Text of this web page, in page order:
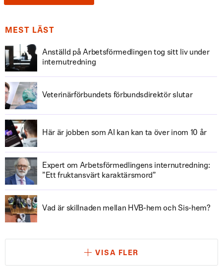
MEST LÄST
Anställd på Arbetsförmedlingen tog sitt liv under
internutredning
Veterinärförbundets förbundsdirektör slutar
Här är jobben som AI kan kan ta över inom 10 år
Expert om Arbetsförmedlingens internutredning:
”Ett fruktansvärt karaktärsmord”
Vad är skillnaden mellan HVB-hem och Sis-hem?
VISA FLER